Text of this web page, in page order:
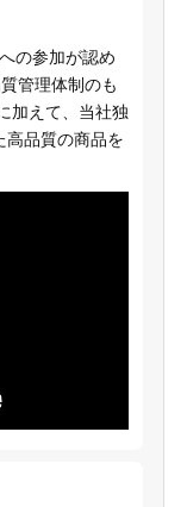
の参加が認め
管理体制のも
加えて、当社独
高品質の商品を